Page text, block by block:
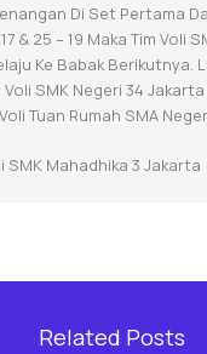
Di Set Pertama
& 25 – 19 Maka Tim Voli
Ke Babak Berikutnya.
SMK Negeri 34
Tuan Rumah SMA
SMK Mahadhika 3 Jakarta
Related Posts